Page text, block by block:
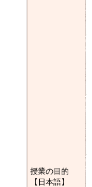
授業の目的
【日本語】